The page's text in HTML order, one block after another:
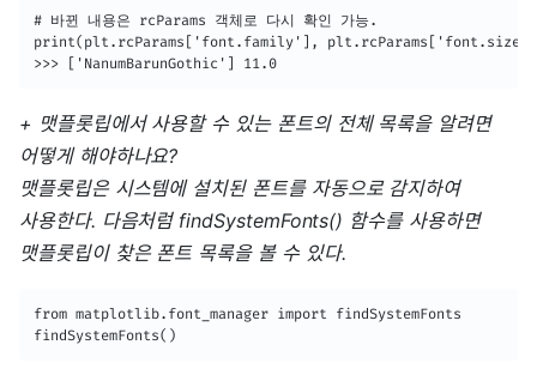
# 바뀐 내용은 rcParams 객체로 다시 확인 가능.
print(plt.rcParams['font.family'],
>>> ['NanumBarunGothic'] 11.0
+ 맷플롯립에서 사용할 수 있는 폰트의 전체 목록을 알려면
어떻게 해야하나요?
맷플롯립은 시스템에 설치된 폰트를 자동으로 감지하여
사용한다. 다음처럼 findSystemFonts() 함수를 사용하면
맷플롯립이 찾은 폰트 목록을 볼 수 있다.
from matplotlib.font_manager import findSystemFonts
findSystemFonts()